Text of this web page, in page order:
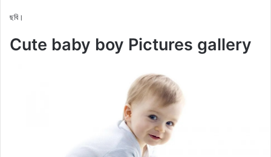
ছবি।
Cute baby boy Pictures gallery